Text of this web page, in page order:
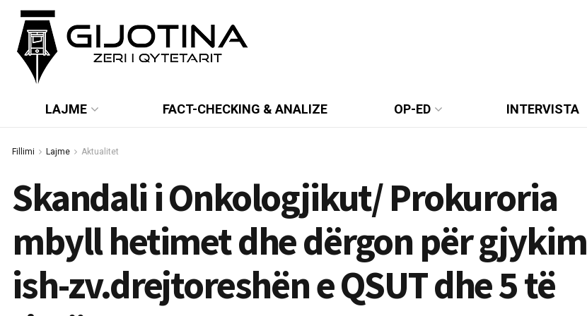
LAJME FACT-CHECKING & ANALIZE OP-ED INTERVISTA
Fillimi Lajme Aktualitet
Skandali i Onkologjikut/ Prokuroria
mbyll hetimet dhe dërgon për gjykim
ish-zv.drejtoreshën e QSUT dhe 5 të